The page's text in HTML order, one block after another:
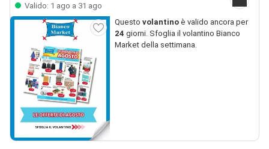
Valido: 1 ago a 31 ago
Questo volantinoè valido ancora per
24 giorni. Sfoglia il volantino Bianco
Market della settimana.